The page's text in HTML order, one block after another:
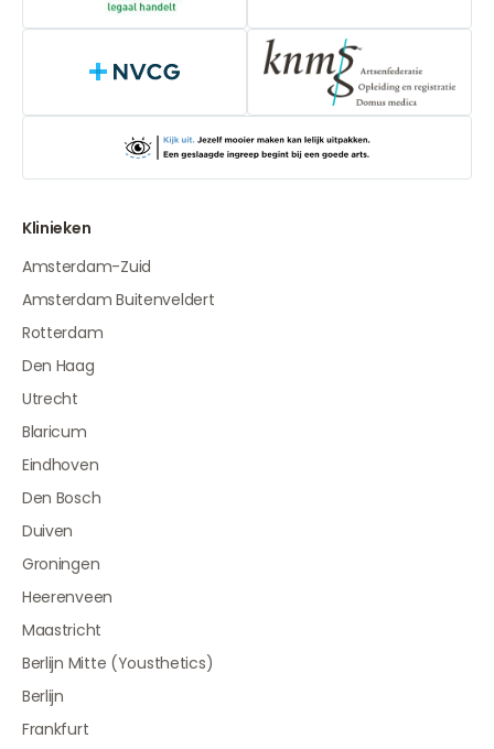
NVCG
Klinieken
Amsterdam-Zuid
Amsterdam Buitenveldert
Rotterdam
Den Haag
Utrecht
Blaricum
Eindhoven
Den Bosch
Duiven
Groningen
Heerenveen
Maastricht
Berlijn Mitte (Yousthetics)
Berlijn
Frankfurt